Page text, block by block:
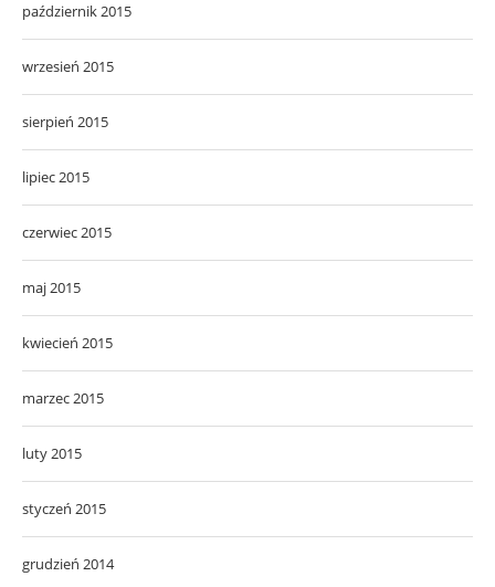
październik 2015
wrzesień 2015
sierpień 2015
lipiec 2015
czerwiec 2015
maj 2015
kwiecień 2015
marzec 2015
luty 2015
styczeń 2015
grudzień 2014